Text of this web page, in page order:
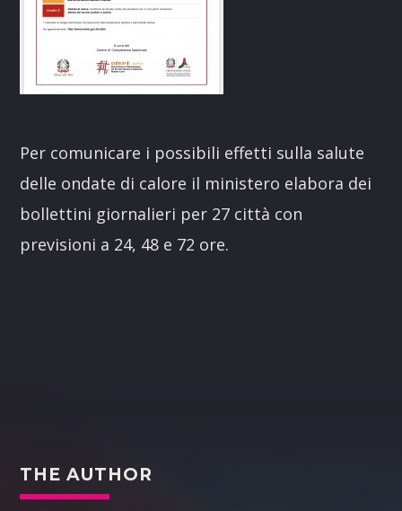
Per comunicare i possibili effetti sulla salute
delle ondate di calore il ministero elabora dei
bollettini giornalieri per 27 città con
previsioni a 24, 48 e 72 ore.
THE AUTHOR